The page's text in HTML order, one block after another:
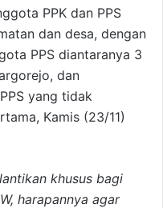
PPK dan PPS
dan desa, dengan
PPS diantaranya 3
dan
yang tidak
Kamis (23/11)
khusus bagi
harapannya agar